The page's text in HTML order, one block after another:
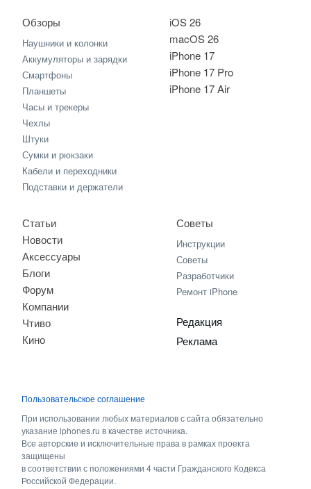
iOS 26
macOS 26
iPhone 17
iPhone 17 Pro
iPhone 17 Air
Обзоры
Наушники и колонки
Аккумуляторы и зарядки
Смартфоны
Планшеты
Часы и трекеры
Чехлы
Штуки
Сумки и рюкзаки
Кабели и переходники
Подставки и держатели
Статьи
Новости
Аксессуары
Блоги
Форум
Компании
Чтиво
Кино
Советы
Инструкции
Советы
Разработчики
Ремонт iPhone
Редакция
Реклама
Пользовательское соглашение
При использовании любых материалов с сайта обязательно
указание iphones.ru в качестве источника.
Все авторские и исключительные права в рамках проекта
защищены
в соответствии с положениями 4 части Гражданского Кодекса
Российской Федерации.